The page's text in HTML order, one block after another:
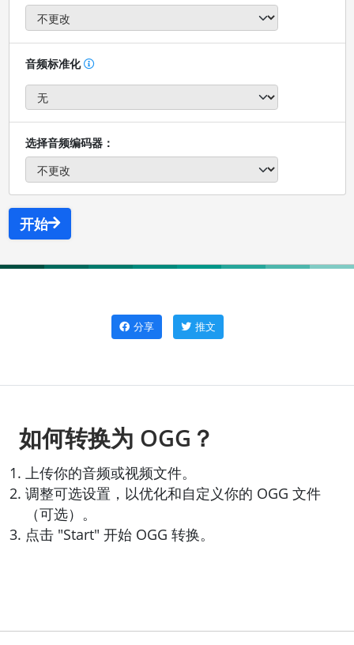
音频标准化
选择音频编码器：
开始
分享 推文
如何转换为 OGG？
上传你的音频或视频文件。
调整可选设置，以优化和自定义你的 OGG 文件
（可选）。
点击 "Start" 开始 OGG 转换。